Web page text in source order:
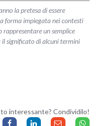
la pretesa di essere
forma impiegata nei contesti
un semplice
significato di alcuni termini
interessante? Condividilo!